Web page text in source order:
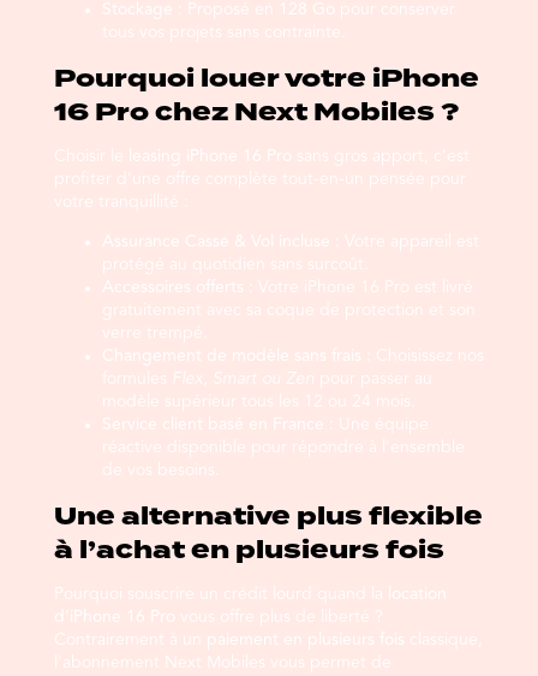
Stockage :
Proposé en 128 Go pour conserver
tous vos projets sans contrainte.
Pourquoi louer votre iPhone
16 Pro chez Next Mobiles ?
Choisir le leasing iPhone 16 Pro sans gros apport, c’est
profiter d'une offre complète tout-en-un pensée pour
votre tranquillité :
Assurance Casse & Vol incluse :
Votre appareil est
protégé au quotidien sans surcoût.
Accessoires offerts :
Votre iPhone 16 Pro est livré
gratuitement avec sa coque de protection et son
verre trempé.
Changement de modèle sans frais :
Choisissez nos
formules
Flex, Smart ou Zen pour passer au
modèle supérieur tous les 12 ou 24 mois.
Service client basé en France :
Une équipe
réactive disponible pour répondre à l'ensemble
de vos besoins.
Une alternative plus flexible
à l’achat en plusieurs fois
Pourquoi souscrire un crédit lourd quand la
location
d'iPhone 16 Pro
vous offre plus de liberté ?
Contrairement à un paiement en plusieurs fois classique,
l'abonnement Next Mobiles vous permet de